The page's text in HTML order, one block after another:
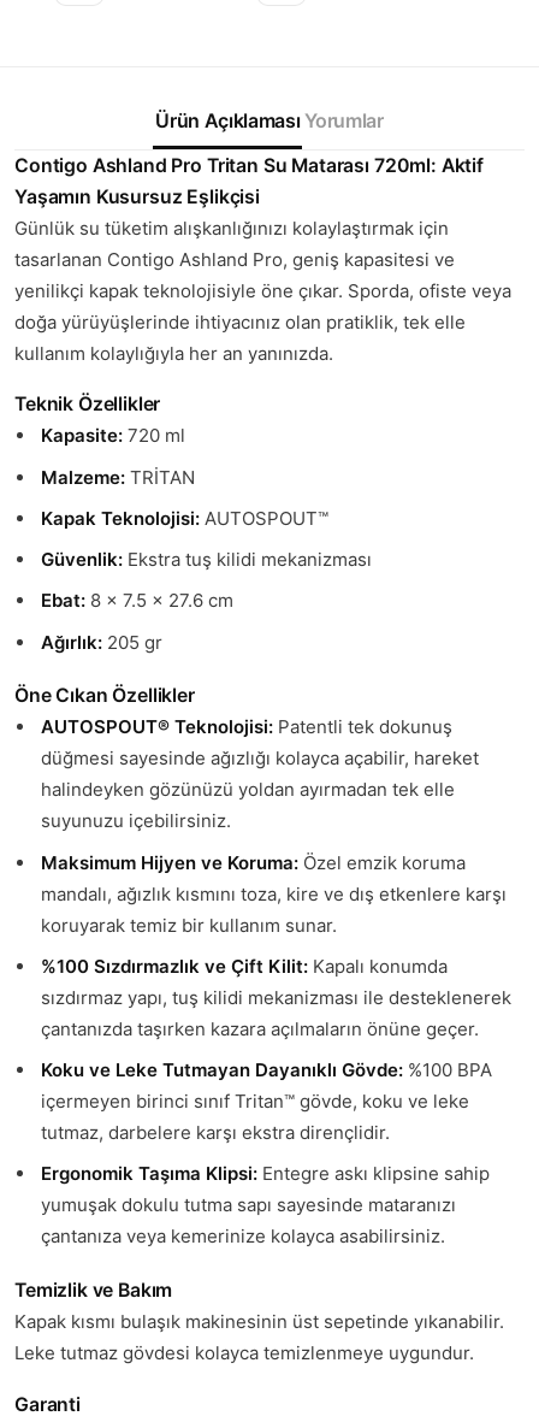
Ürün Açıklaması Yorumlar
Contigo Ashland Pro Tritan Su Matarası 720ml: Aktif
Yaşamın Kusursuz Eşlikçisi
Günlük su tüketim alışkanlığınızı kolaylaştırmak için
tasarlanan Contigo Ashland Pro, geniş kapasitesi ve
yenilikçi kapak teknolojisiyle öne çıkar. Sporda, ofiste veya
doğa yürüyüşlerinde ihtiyacınız olan pratiklik, tek elle
kullanım kolaylığıyla her an yanınızda.
Teknik Özellikler
Kapasite:720 ml
Malzeme:TRİTAN
Kapak Teknolojisi:AUTOSPOUT™
Güvenlik:Ekstra tuş kilidi mekanizması
Ebat:8 x 7.5 x 27.6 cm
Ağırlık:205 gr
Öne Cıkan Özellikler
AUTOSPOUT® Teknolojisi:Patentli tek dokunuş
düğmesi sayesinde ağızlığı kolayca açabilir, hareket
halindeyken gözünüzü yoldan ayırmadan tek elle
suyunuzu içebilirsiniz.
Maksimum Hijyen ve Koruma:Özel emzik koruma
mandalı, ağızlık kısmını toza, kire ve dış etkenlere karşı
koruyarak temiz bir kullanım sunar.
%100 Sızdırmazlık ve Çift Kilit:Kapalı konumda
sızdırmaz yapı, tuş kilidi mekanizması ile desteklenerek
çantanızda taşırken kazara açılmaların önüne geçer.
Koku ve Leke Tutmayan Dayanıklı Gövde:%100 BPA
içermeyen birinci sınıf Tritan™ gövde, koku ve leke
tutmaz, darbelere karşı ekstra dirençlidir.
Ergonomik Taşıma Klipsi:Entegre askı klipsine sahip
yumuşak dokulu tutma sapı sayesinde mataranızı
çantanıza veya kemerinize kolayca asabilirsiniz.
Temizlik ve Bakım
Kapak kısmı bulaşık makinesinin üst sepetinde yıkanabilir.
Leke tutmaz gövdesi kolayca temizlenmeye uygundur.
Garanti